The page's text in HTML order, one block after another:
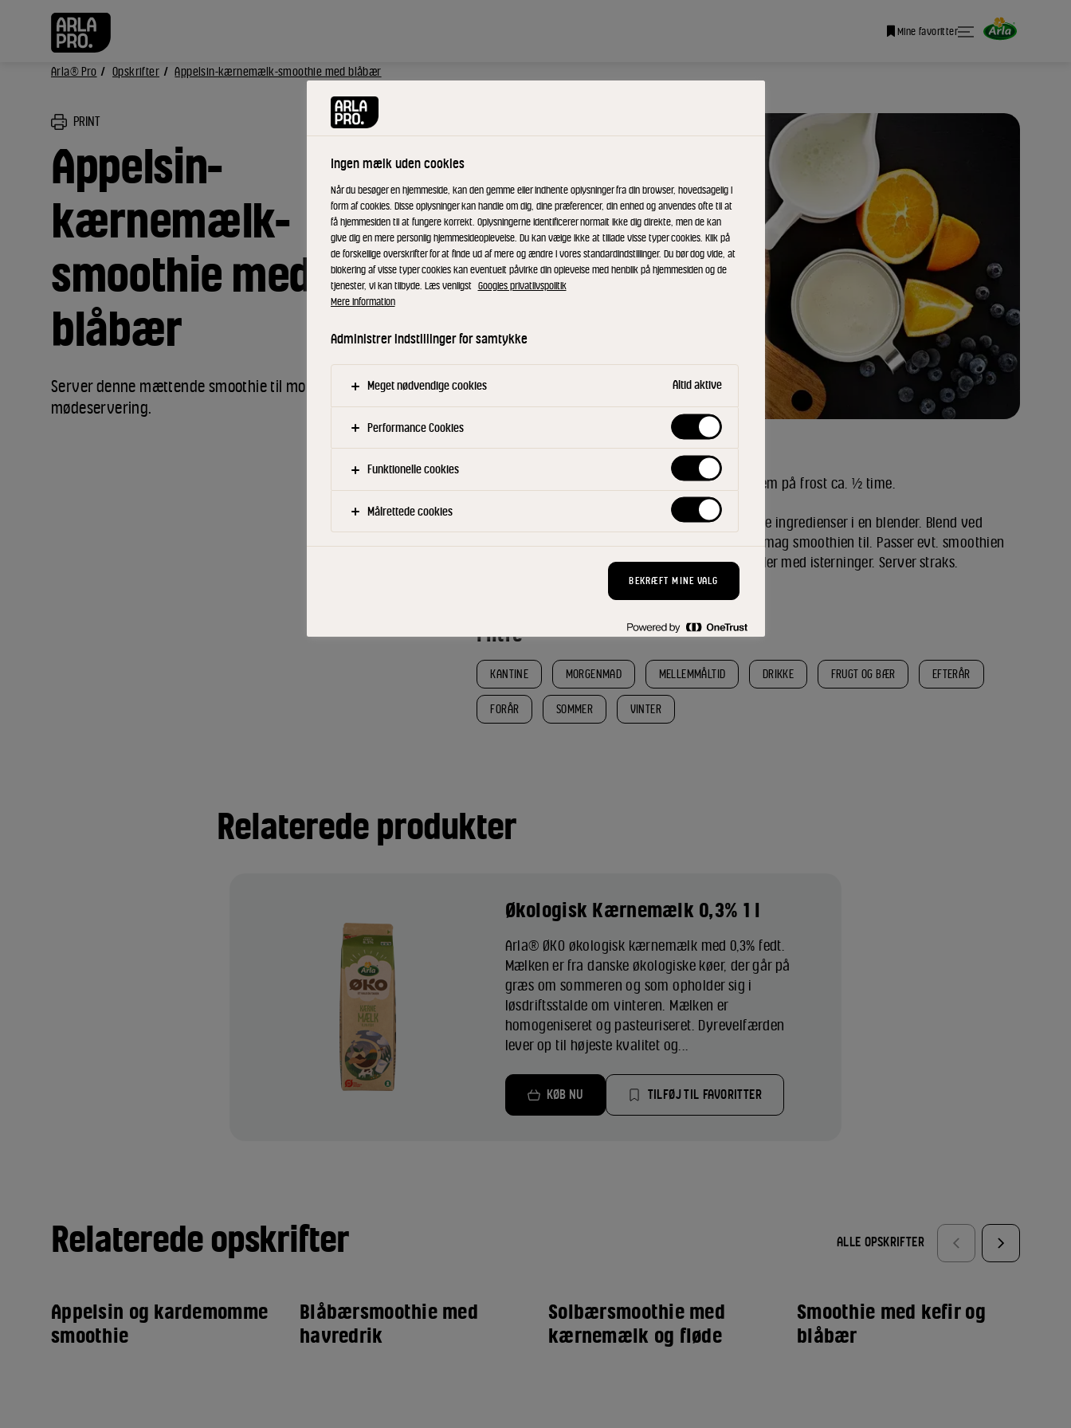
Mine favoritter
Arla® Pro Opskrifter Appelsin-kærnemælk-smoothie med blåbær
PRINT
Appelsin-
kærnemælk-
smoothie med
blåbær
Server denne mættende smoothie til morgenmad eller som
mødeservering.
Skær appelsiner i mindre stykker og læg dem på frost ca. ½ time.
Kom appelsintern, kærnemælk og de øvrige ingredienser i en blender. Blend ved
hurtigste hastighed til en jævn blanding. Smag smoothien til. Passer evt. smoothien
gennem en sigte og server i iskolde glas eller med isterninger. Server straks.
Filtre
KANTINE MORGENMAD MELLEMMÅLTID DRIKKE FRUGT OG BÆR EFTERÅR
FORÅR SOMMER VINTER
Relaterede produkter
Økologisk Kærnemælk 0,3% 1 l
Arla® ØKO økologisk kærnemælk med 0,3% fedt.
Mælken er fra danske økologiske køer, der går på
græs om sommeren og som opholder sig i
løsdriftsstalde om vinteren. Mælken er
homogeniseret og pasteuriseret. Dyrevelfærden
lever op til højeste kvalitet og...
KØB NU TILFØJ TIL FAVORITTER
Relaterede opskrifter ALLE OPSKRIFTER
Appelsin og kardemomme
smoothie
Blåbærsmoothie med
havredrik
Solbærsmoothie med
kærnemælk og fløde
Smoothie med kefir og
blåbær
Ingen mælk uden cookies
Når du besøger en hjemmeside, kan den gemme eller indhente oplysninger fra din browser, hovedsagelig i
form af cookies. Disse oplysninger kan handle om dig, dine præferencer, din enhed og anvendes ofte til at
få hjemmesiden til at fungere korrekt. Oplysningerne identificerer normalt ikke dig direkte, men de kan
give dig en mere personlig hjemmesideoplevelse. Du kan vælge ikke at tillade visse typer cookies. Klik på
de forskellige overskrifter for at finde ud af mere og ændre i vores standardindstillinger. Du bør dog vide, at
blokering af visse typer cookies kan eventuelt påvirke din oplevelse med henblik på hjemmesiden og de
tjenester, vi kan tilbyde. Læs venligst Googles privatlivspolitik
Mere information
Administrer indstillinger for samtykke
Meget nødvendige cookies Altid aktive
Performance Cookies
Funktionelle cookies
Målrettede cookies
BEKRÆFT MINE VALG